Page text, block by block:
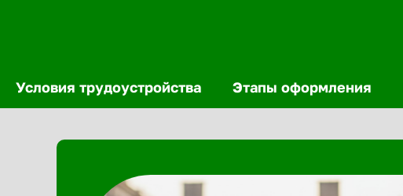
Условия трудоустройства Этапы оформления